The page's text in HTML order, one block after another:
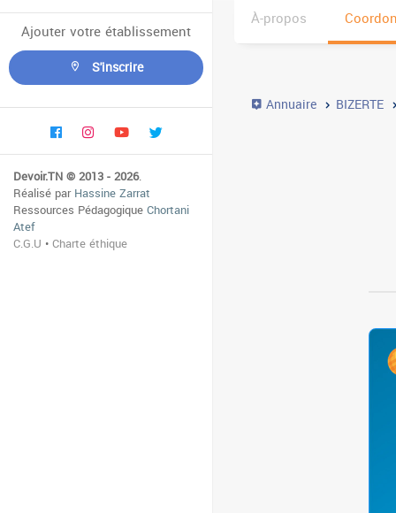
Ajouter votre établissement
S'inscrire
Devoir.TN © 2013 - 2026.
Réalisé parHassine Zarrat
Ressources PédagogiqueChortani
Atef
C.G.U •Charte éthique
À-propos
Annuaire BIZERTE